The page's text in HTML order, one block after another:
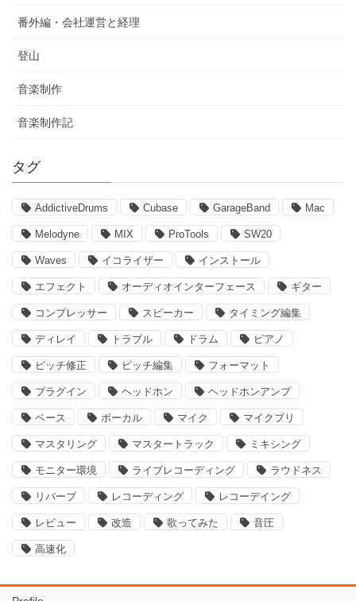
番外編・会社運営と経理
登山
音楽制作
音楽制作記
タグ
AddictiveDrums Cubase GarageBand Mac
Melodyne MIX ProTools SW20
Waves イコライザー インストール
エフェクト オーディオインターフェース ギター
コンプレッサー スピーカー タイミング編集
ディレイ トラブル ドラム ピアノ
ピッチ修正 ピッチ編集 フォーマット
プラグイン ヘッドホン ヘッドホンアンプ
ベース ボーカル マイク マイクプリ
マスタリング マスタートラック ミキシング
モニター環境 ライブレコーディング ラウドネス
リバーブ レコーディング レコーデイング
レビュー 改造 歌ってみた 音圧
高速化